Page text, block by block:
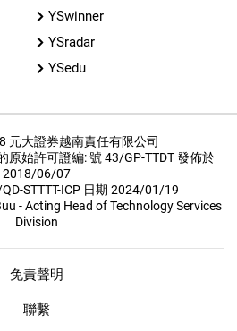
YSwinner
YSradar
YSedu
元大證券越南責任有限公司
原始許可證編: 號 43/GP-TTDT 發佈於
2018/06/07
STTTT-ICP 日期 2024/01/19
- Acting Head of Technology Services
Division
免責聲明
聯繫